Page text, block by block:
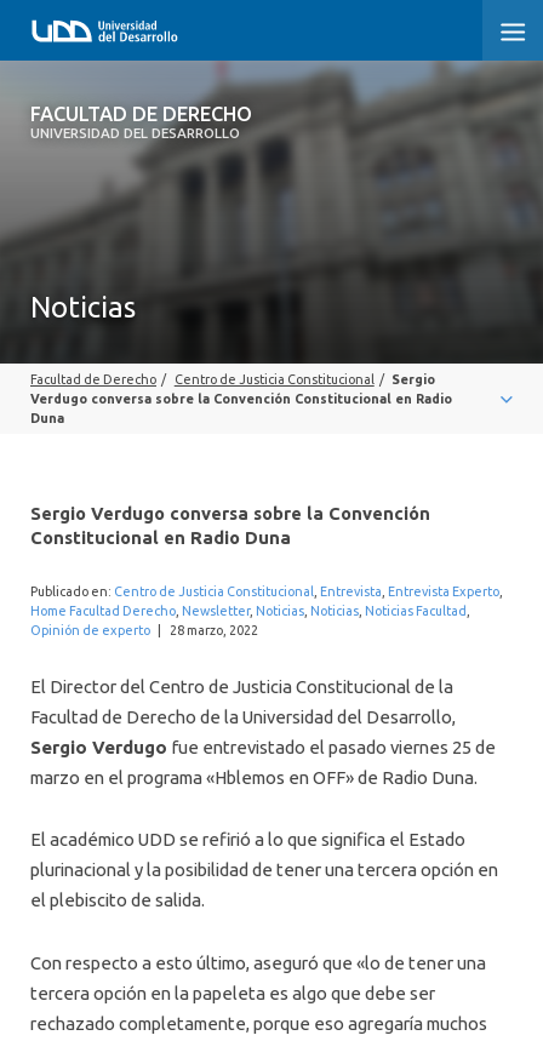
FACULTAD DE DERECHO
UNIVERSIDAD DEL DESARROLLO
FACULTAD DE DERECHO
SOBRE LA FACULTAD
PROFESORES
INTERNACIONAL
Noticias
Facultad de Derecho / Centro de Justicia Constitucional / Sergio
Verdugo conversa sobre la Convención Constitucional en Radio
Duna
Sergio Verdugo conversa sobre la Convención
Constitucional en Radio Duna
Publicado en: Centro de Justicia Constitucional Entrevista Entrevista Experto
Home Facultad Derecho Newsletter, Noticias Noticias Noticias Facultad
Opinión de experto
28 marzo, 2022
El Director del Centro de Justicia Constitucional de la
Facultad de Derecho de la Universidad del Desarrollo,
Sergio Verdugo fue entrevistado el pasado viernes 25 de
marzo en el programa «Hblemos en OFF» de Radio Duna.
El académico UDD se refirió a lo que significa el Estado
plurinacional y la posibilidad de tener una tercera opción en
el plebiscito de salida.
Con respecto a esto último, aseguró que «lo de tener una
tercera opción en la papeleta es algo que debe ser
rechazado completamente, porque eso agregaría muchos